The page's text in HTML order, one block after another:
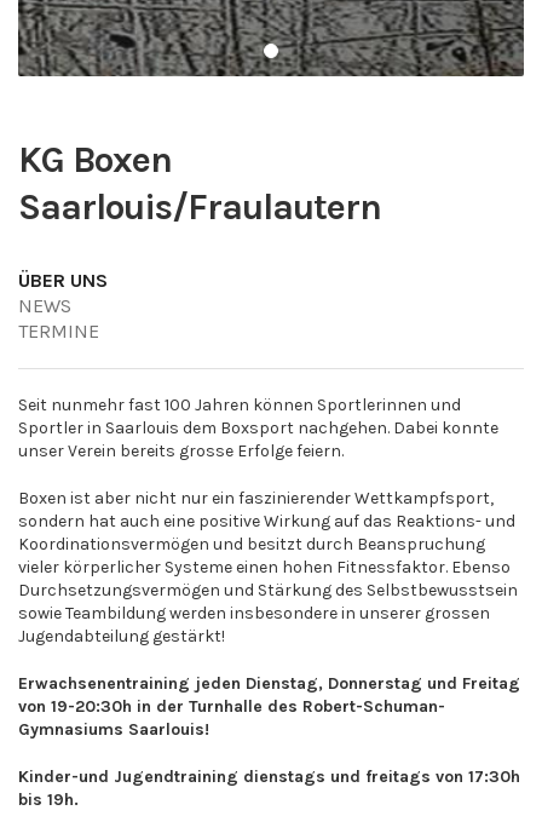
KG Boxen
Saarlouis/Fraulautern
ÜBER UNS
NEWS
TERMINE
Seit nunmehr fast 100 Jahren können Sportlerinnen und
Sportler in Saarlouis dem Boxsport nachgehen. Dabei konnte
unser Verein bereits grosse Erfolge feiern.
Boxen ist aber nicht nur ein faszinierender Wettkampfsport,
sondern hat auch eine positive Wirkung auf das Reaktions- und
Koordinationsvermögen und besitzt durch Beanspruchung
vieler körperlicher Systeme einen hohen Fitnessfaktor. Ebenso
Durchsetzungsvermögen und Stärkung des Selbstbewusstsein
sowie Teambildung werden insbesondere in unserer grossen
Jugendabteilung gestärkt!
Erwachsenentraining jeden Dienstag, Donnerstag und Freitag
von 19-20:30h in der Turnhalle des Robert-Schuman-
Gymnasiums Saarlouis!
Kinder-und Jugendtraining dienstags und freitags von 17:30h
bis 19h.